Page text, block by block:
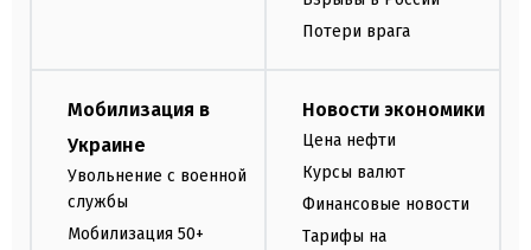
Потери врага
Мобилизация в
Украине
Увольнение с военной
службы
Мобилизация 50+
Новости экономики
Цена нефти
Курсы валют
Финансовые новости
Тарифы на